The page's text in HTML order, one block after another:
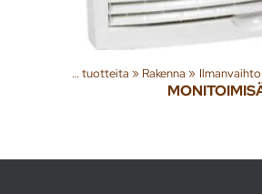
Tuoteryhmiä ja tuotteita ‪» Rakenna ‪» Ilmanvaihto